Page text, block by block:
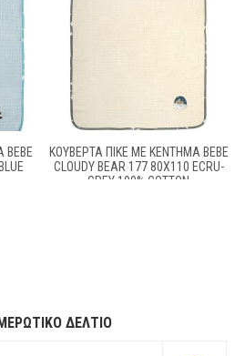
ΚΟΥΒΈΡΤΑ ΠΙΚΈ ΜΕ ΚΈΝΤΗΜΑ BEBE
CLOUDY BEAR 177 80X110 ECRU-
GREY 100% COTTON
ΔΕΛΤΊΟ